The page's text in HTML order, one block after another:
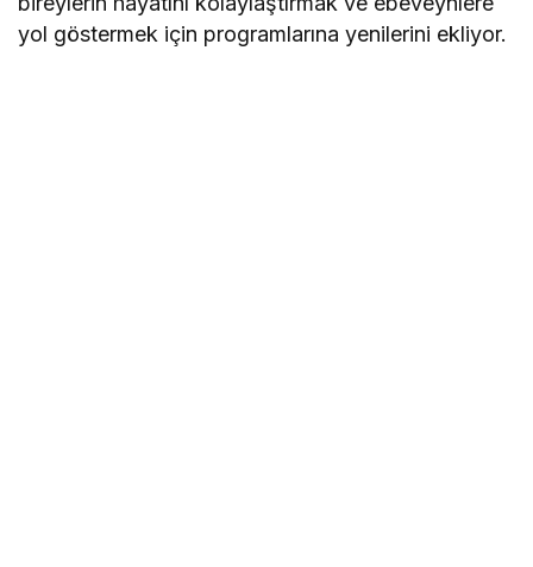
yol göstermek için programlarına yenilerini ekliyor.